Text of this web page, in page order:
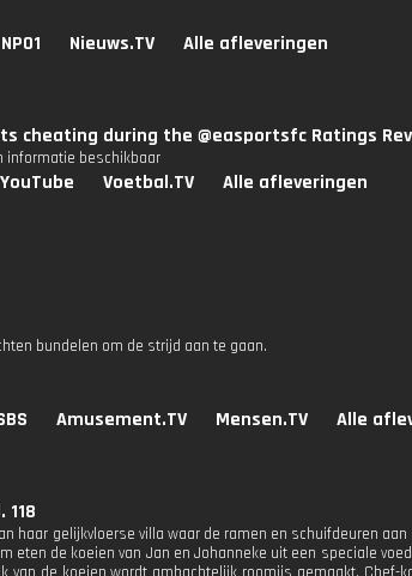
NPO1 Nieuws.TV Alle afleveringen
cheating during the @easportsfc Ratings
informatie beschikbaar
YouTube Voetbal.TV Alle afleveringen
bundelen om de strijd aan te gaan.
Amusement.TV Mensen.TV Alle
haar gelijkvloerse villa waar de ramen en schuifdeuren
eten de koeien van Jan en Johanneke uit een speciale